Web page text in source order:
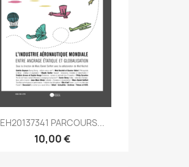
EH20137341 PARCOURS...
10,00 €